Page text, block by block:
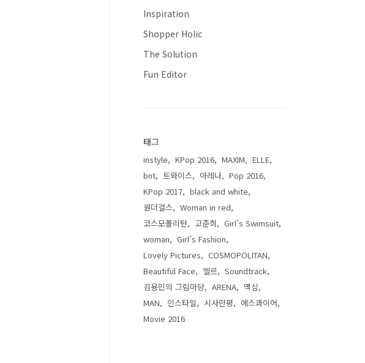
Inspiration
Shopper Holic
The Solution
Fun Editor
태그
instyle KPop 2016 MAXIM
ELLE
bnt
트와이스 아레나
Pop 2016
KPop 2017
black and white
원더걸스
Woman in red
코스모폴리탄
고준희
Girl's Swimsuit
woman
Girl's Fashion
Lovely Pictures
COSMOPOLITAN
Beautiful Face
엘르
Soundtrack
김용민의 그림마당
ARENA
맥심
MAN
인스타일 시사만평
에스콰이어
Movie 2016